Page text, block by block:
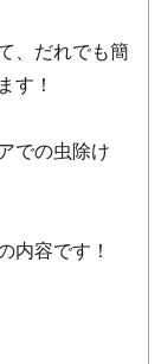
、だれでも簡
す！
での虫除け
内容です！